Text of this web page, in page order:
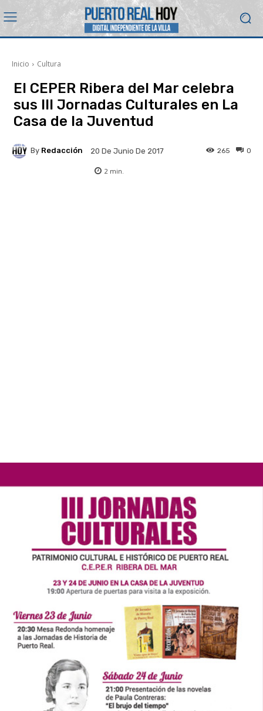
Inicio Cultura
El CEPER Ribera del Mar celebra
sus III Jornadas Culturales en La
Casa de la Juventud
By Redacción 20 De Junio De 2017 0
265
2 min.